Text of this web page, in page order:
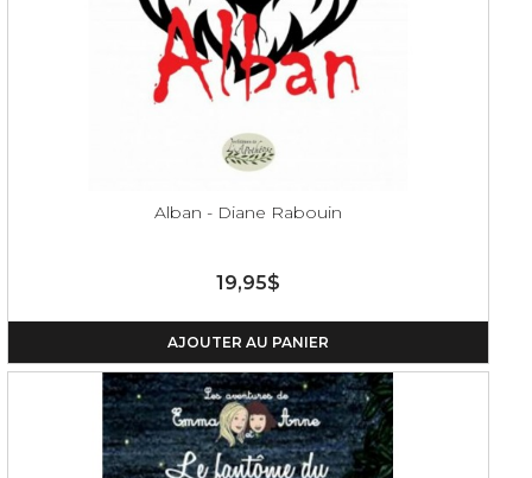
Alban - Diane Rabouin
19,95$
AJOUTER AU PANIER